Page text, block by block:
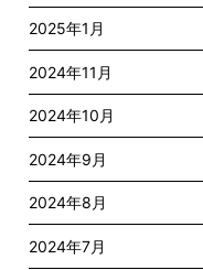
2025年1月
2024年11月
2024年10月
2024年9月
2024年8月
2024年7月